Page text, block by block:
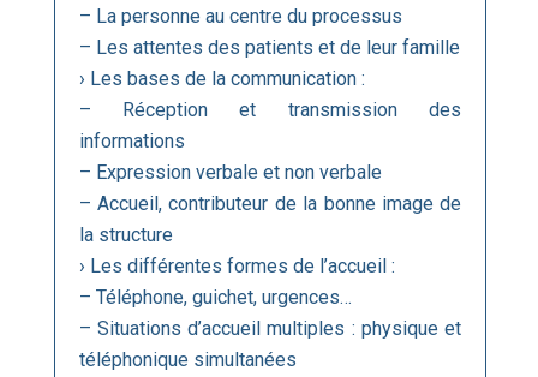
– La personne au centre du processus
– Les attentes des patients et de leur famille
› Les bases de la communication :
– Réception et transmission des
informations
– Expression verbale et non verbale
– Accueil, contributeur de la bonne image de
la structure
› Les différentes formes de l’accueil :
– Téléphone, guichet, urgences…
– Situations d’accueil multiples : physique et
téléphonique simultanées